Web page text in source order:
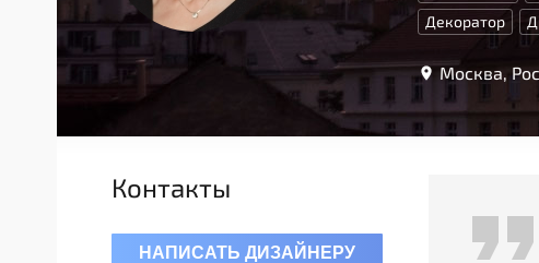
Декоратор
Москва,
Контакты
НАПИСАТЬ ДИЗАЙНЕРУ